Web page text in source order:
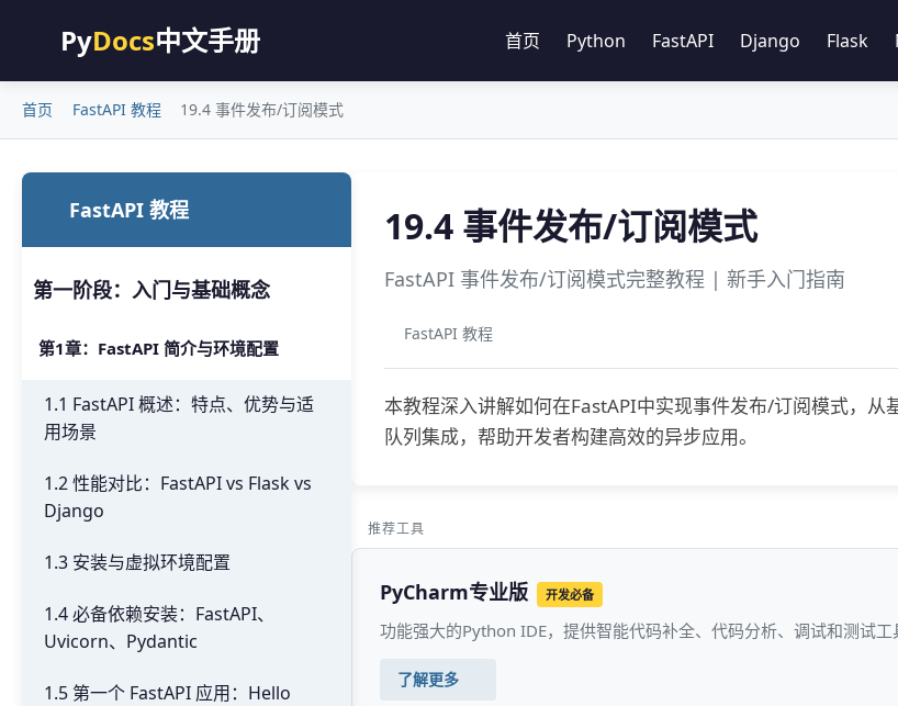
PyDocs中文手册 首页 Python FastAPI Django Flask
首页 FastAPI 教程 19.4 事件发布/订阅模式
FastAPI 教程
第一阶段：入门与基础概念
第1章：FastAPI 简介与环境配置
1.1 FastAPI 概述：特点、优势与适
用场景
1.2 性能对比：FastAPI vs Flask vs
Django
1.3 安装与虚拟环境配置
1.4 必备依赖安装：FastAPI、
Uvicorn、Pydantic
1.5 第一个 FastAPI 应用：Hello
19.4 事件发布/订阅模式
FastAPI 事件发布/订阅模式完整教程 | 新手入门指南
FastAPI 教程
本教程深入讲解如何在FastAPI中实现事件发布/订阅模式，
队列集成，帮助开发者构建高效的异步应用。
推荐工具
PyCharm专业版 开发必备
功能强大的Python IDE，提供智能代码补全、代码分析、调试和测试
了解更多